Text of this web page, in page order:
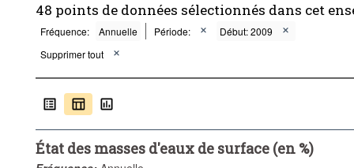
48 points de données sélectionnés dans cet
Fréquence: Annuelle Période:
Début: 2009
Supprimer tout
État des masses d'eaux de surface (en %)